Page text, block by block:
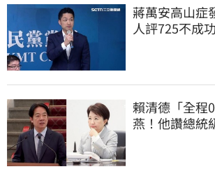
蔣萬安高山症
人評725不成
賴清德「全程
燕！他讚總統